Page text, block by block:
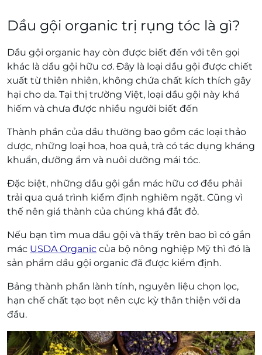
Dầu gội organic trị rụng tóc là gì?
Dầu gội organic hay còn được biết đến với tên gọi
khác là dầu gội hữu cơ. Đây là loại dầu gội được chiết
xuất từ thiên nhiên, không chứa chất kích thích gây
hại cho da. Tại thị trường Việt, loại dầu gội này khá
hiếm và chưa được nhiều người biết đến
Thành phần của dầu thường bao gồm các loại thảo
dược, những loại hoa, hoa quả, trà có tác dụng kháng
khuẩn, dưỡng ẩm và nuôi dưỡng mái tóc.
Đặc biệt, những dầu gội gắn mác hữu cơ đều phải
trải qua quá trình kiểm định nghiêm ngặt. Cũng vì
thế nên giá thành của chúng khá đắt đỏ.
Nếu bạn tìm mua dầu gội và thấy trên bao bì có gắn
mác USDA Organic của bộ nông nghiệp Mỹ thì đó là
sản phẩm dầu gội organic đã được kiểm định.
Bảng thành phần lành tính, nguyên liệu chọn lọc,
hạn chế chất tạo bọt nên cực kỳ thân thiện với da
đầu.